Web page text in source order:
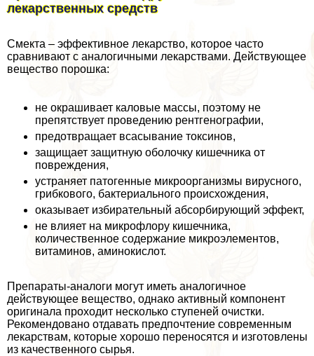
лекарственных средств
Смекта – эффективное лекарство, которое часто
сравнивают с аналогичными лекарствами. Действующее
вещество порошка:
не окрашивает каловые массы, поэтому не
препятствует проведению рентгенографии,
предотвращает всасывание токсинов,
защищает защитную оболочку кишечника от
повреждения,
устраняет патогенные микроорганизмы вирусного,
грибкового, бактериального происхождения,
оказывает избирательный абсорбирующий эффект,
не влияет на микрофлору кишечника,
количественное содержание микроэлементов,
витаминов, аминокислот.
Препараты-аналоги могут иметь аналогичное
действующее вещество, однако активный компонент
оригинала проходит несколько ступеней очистки.
Рекомендовано отдавать предпочтение современным
лекарствам, которые хорошо переносятся и изготовлены
из качественного сырья.